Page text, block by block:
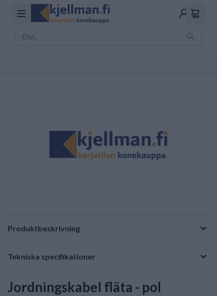
Produktbeskrivning
Tekniska specifikationer
Jordningskabel fläta - pol